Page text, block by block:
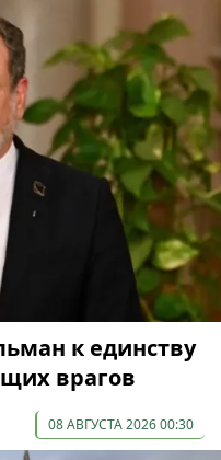
к единству
врагов
08 АВГУСТА 2026 00:30